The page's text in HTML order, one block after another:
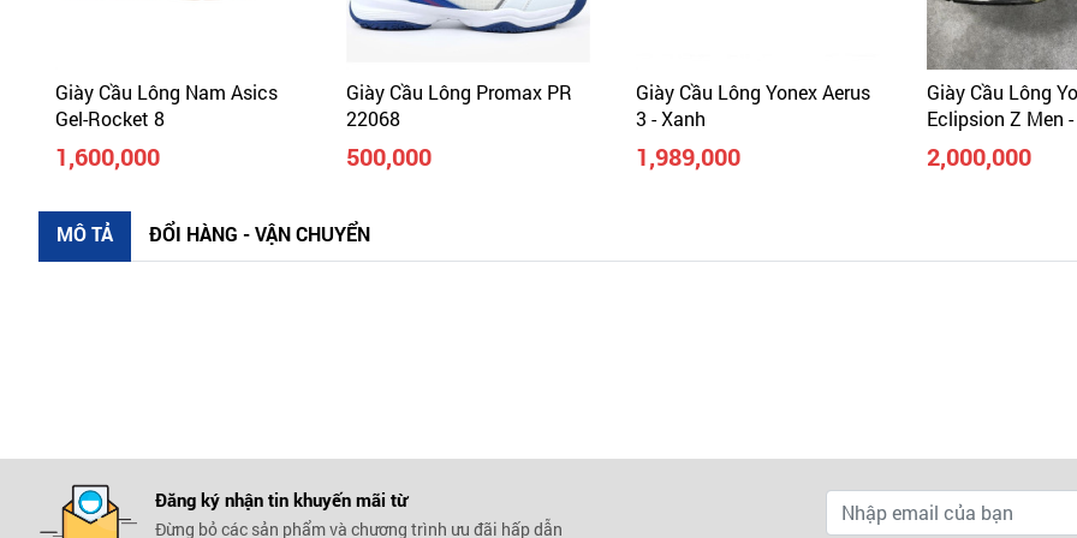
Giày Cầu Lông Nam Asics
Gel-Rocket 8
1,600,000
Giày Cầu Lông Promax PR
22068
500,000
Giày Cầu Lông Yonex Aerus
3 - Xanh
1,989,000
Giày Cầu Lông
Eclipsion Z Men
2,000,000
MÔ TẢ ĐỔI HÀNG - VẬN CHUYỂN
Đăng ký nhận tin khuyến mãitừ
Đừng bỏ các sản phẩm và chương trình ưu đãi hấp dẫn